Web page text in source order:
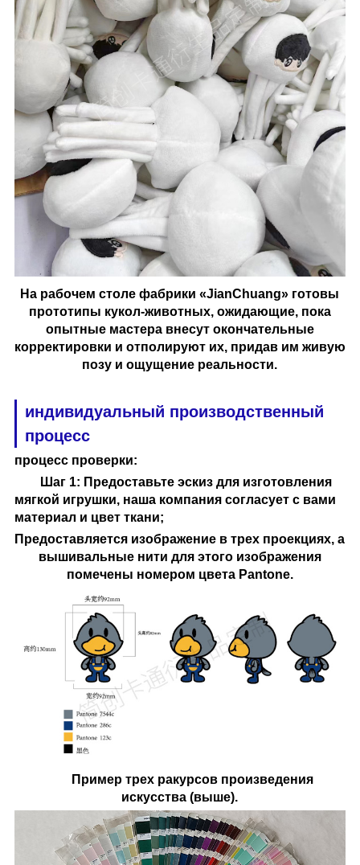
На рабочем столе фабрики «JianChuang» готовы
прототипы кукол-животных, ожидающие, пока
опытные мастера внесут окончательные
корректировки и отполируют их, придав им живую
позу и ощущение реальности.
индивидуальный производственный
процесс
процесс проверки:
Шаг 1: Предоставьте эскиз для изготовления
мягкой игрушки, наша компания согласует с вами
материал и цвет ткани;
Предоставляется изображение в трех проекциях, а
вышивальные нити для этого изображения
помечены номером цвета Pantone.
Пример трех ракурсов произведения
искусства (выше).